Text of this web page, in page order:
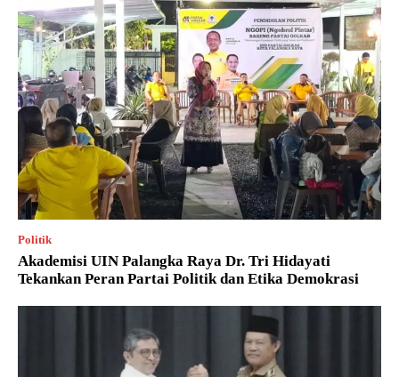
Politik
Akademisi UIN Palangka Raya Dr. Tri Hidayati
Tekankan Peran Partai Politik dan Etika Demokrasi